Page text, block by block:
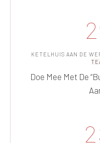
KETELHUIS AAN DE
Doe Mee Met De